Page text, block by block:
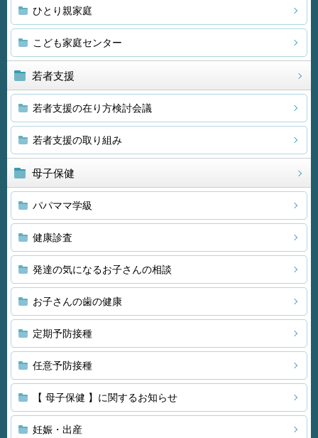
ひとり親家庭
こども家庭センター
若者支援
若者支援の在り方検討会議
若者支援の取り組み
母子保健
パパママ学級
健康診査
発達の気になるお子さんの相談
お子さんの歯の健康
定期予防接種
任意予防接種
【 母子保健 】に関するお知らせ
妊娠・出産